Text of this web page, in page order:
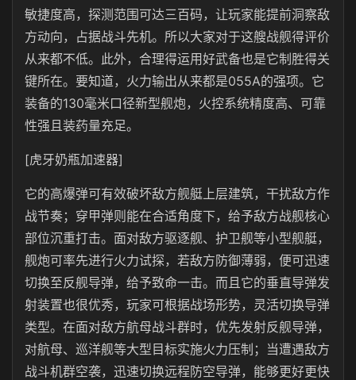
敏捷度高，探测范围可达三百码，让玩家能提前洞察敌
方动向，占据战斗先机。所以大家对于这艘战舰得评价
从来都不低。此外，合理得运用好武备也是它制胜得关
键所在。要知道，火力输出从来都是055A的强项。它
装备的130毫米口径新型舰炮，火控系统精度高、可靠
性强且装药量充足。
[虎牙奶瓶加速器]
它的高爆弹可有效破坏敌方舰艇上层建筑，干扰敌方作
战节奏；穿甲弹则能在合适角度下，给予敌方战舰核心
部位沉重打击。面对敌方驱逐舰、护卫舰等小型舰艇，
舰炮可率先进行火力试探，若敌方防御薄弱，便可迅速
切换至反舰导弹，给予致命一击。而且它的垂直导弹发
射装置也很优秀，玩家可根据战场形势，灵活切换导弹
类型。在面对敌方航母战斗群时，优先发射反舰导弹，
对航母、巡洋舰等大型目标实施火力压制；当遭遇敌方
战斗机群空袭，迅速切换远程防空导弹，能够更好更快